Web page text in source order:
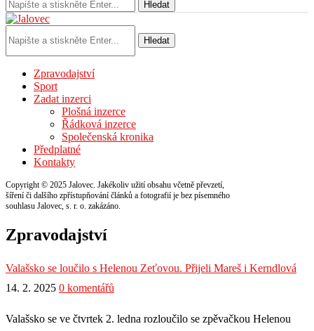
Hledat
Hledat
Zpravodajství
Sport
Zadat inzerci
Plošná inzerce
Řádková inzerce
Společenská kronika
Předplatné
Kontakty
Copyright © 2025 Jalovec. Jakékoliv užití obsahu včetně převzetí,
šíření či dalšího zpřístupňování článků a fotografií je bez písemného
souhlasu Jalovec, s. r. o. zakázáno.
Zpravodajství
Valašsko se loučilo s Helenou Zeťovou. Přijeli Mareš i Kerndlová
14. 2. 2025 0 komentářů
Valašsko se ve čtvrtek 2. ledna rozloučilo se zpěvačkou Helenou